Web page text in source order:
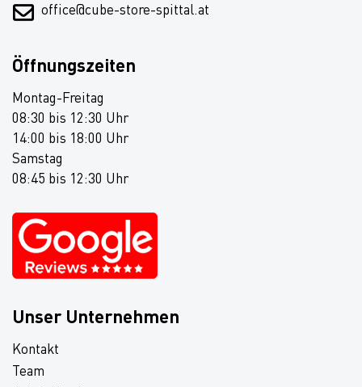
office@cube-store-spittal.at
Öffnungszeiten
Montag-Freitag
08:30 bis 12:30 Uhr
14:00 bis 18:00 Uhr
Samstag
08:45 bis 12:30 Uhr
Unser Unternehmen
Kontakt
Team